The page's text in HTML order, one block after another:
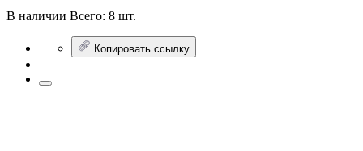
В наличии Всего: 8 шт.
Копировать ссылку